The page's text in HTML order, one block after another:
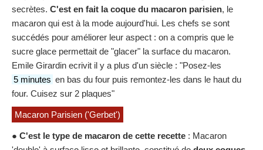
secrètes. C'est en fait la coque du macaron parisien, le
macaron qui est à la mode aujourd'hui. Les chefs se sont
succédés pour améliorer leur aspect : on a compris que le
sucre glace permettait de "glacer" la surface du macaron.
Emile Girardin ecrivit il y a plus d'un siècle : "Posez-les
5 minutes en bas du four puis remontez-les dans le haut du
four. Cuisez sur 2 plaques"
Macaron Parisien ('Gerbet')
● C'est le type de macaron de cette recette : Macaron